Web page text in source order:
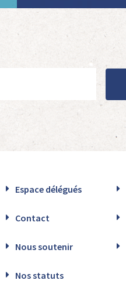
Espace délégués
Contact
Nous soutenir
Nos statuts